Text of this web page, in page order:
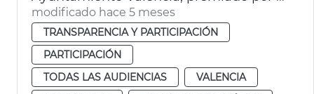
modificado hace 5 meses
TRANSPARENCIA Y PARTICIPACIÓN
PARTICIPACIÓN
TODAS LAS AUDIENCIAS
VALENCIA